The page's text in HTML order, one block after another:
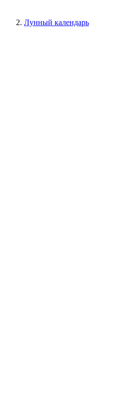
Лунный календарь